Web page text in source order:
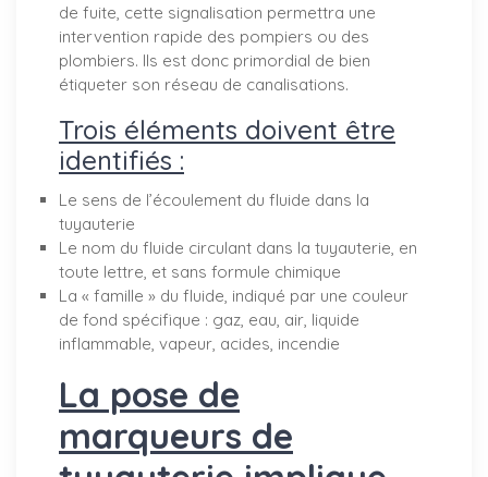
de fuite, cette signalisation permettra une
intervention rapide des pompiers ou des
plombiers. Ils est donc primordial de bien
étiqueter son réseau de canalisations.
Trois éléments doivent être
identifiés :
Le sens de l’écoulement du fluide dans la
tuyauterie
Le nom du fluide circulant dans la tuyauterie, en
toute lettre, et sans formule chimique
La « famille » du fluide, indiqué par une couleur
de fond spécifique : gaz, eau, air, liquide
inflammable, vapeur, acides, incendie
La pose de
marqueurs de